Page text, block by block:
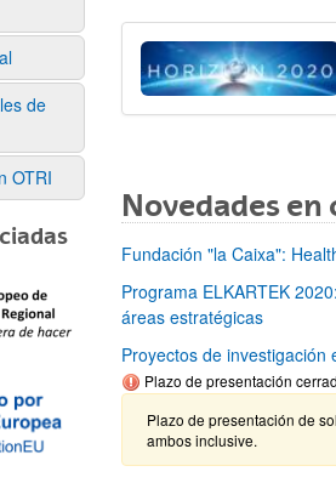
de
OTRI
Novedades
Fundación "la Caixa":
Programa ELKARTEK
áreas estratégicas
Proyectos de investigación
Plazo de presentación
Plazo de presentación de
ambos inclusive.